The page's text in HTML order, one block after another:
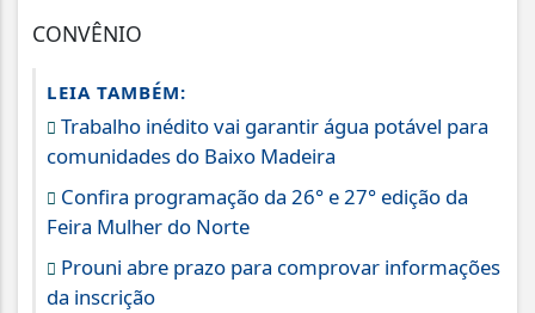
CONVÊNIO
LEIA TAMBÉM:
Trabalho inédito vai garantir água potável para
comunidades do Baixo Madeira
Confira programação da 26° e 27° edição da
Feira Mulher do Norte
Prouni abre prazo para comprovar informações
da inscrição